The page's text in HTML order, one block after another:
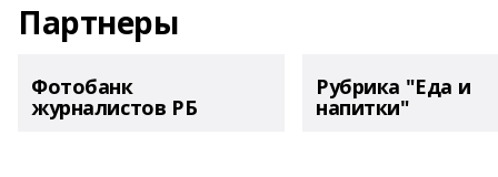
Партнеры
Фотобанк
журналистов РБ
Рубрика "Еда и
напитки"